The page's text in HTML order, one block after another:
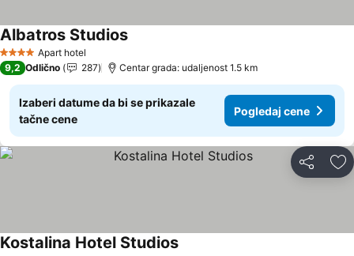
4 ZvezdiceApart hotel
Albatros Studios
9,2 Odlično 287 Centar grada: udaljenost 1.5 km
Izaberi datume da bi se prikazale
tačne cene
Pogledaj cene
Deli
Kostalina Hotel Studios